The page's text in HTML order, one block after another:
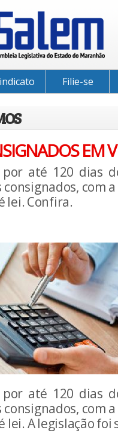
Filie-se
EM
até 120 dias
com
lei. Confira.
até 120 dias
com
lei. A legislação foi